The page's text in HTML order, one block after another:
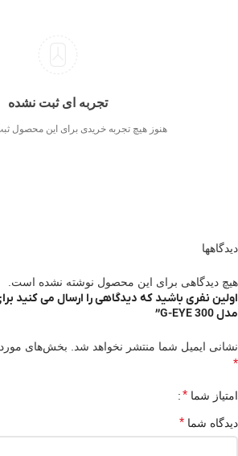
تجربه ای ثبت نشده
هنوز هیچ تجربه خریدی برای این محصول
دیدگاهها
هیچ دیدگاهی برای این محصول نوشته نشده است.
مدل G-EYE 300”
نشانی ایمیل شما منتشر نخواهد شد. بخش‌های
*
امتیاز شما *
دیدگاه شما *